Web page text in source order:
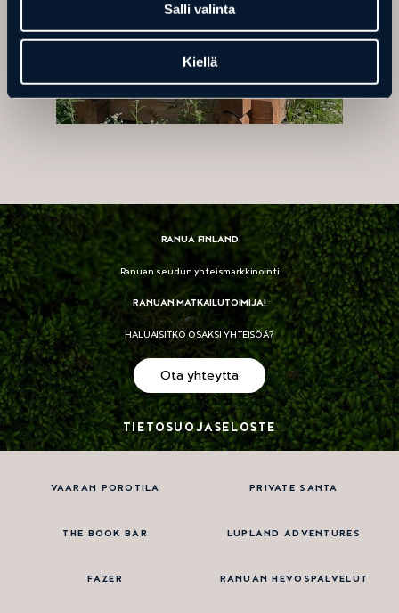
Salli valinta
Kiellä
RANUA FINLAND
Ranuan seudun yhteismarkkinointi
RANUAN MATKAILUTOIMIJA!
HALUAISITKO OSAKSI YHTEISÖÄ?
Ota yhteyttä
TIETOSUOJASELOSTE
VAARAN POROTILA PRIVATE SANTA
THE BOOK BAR LUPLAND ADVENTURES
FAZER RANUAN HEVOSPALVELUT